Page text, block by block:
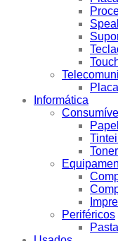
Informática
Papel
Periféricos